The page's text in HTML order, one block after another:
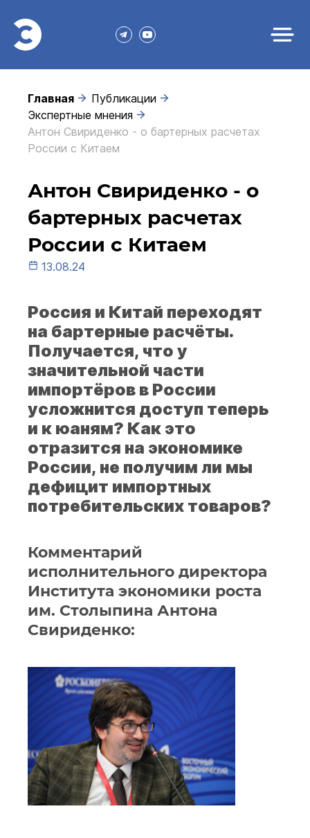
Главная
Публикации
Экспертные мнения
Антон Свириденко - о бартерных расчетах
России с Китаем
Антон Свириденко - о
бартерных расчетах
России с Китаем
13.08.24
Россия и Китай переходят
на бартерные расчёты.
Получается, что у
значительной части
импортёров в России
усложнится доступ теперь
и к юаням? Как это
отразится на экономике
России, не получим ли мы
дефицит импортных
потребительских товаров?
Комментарий
исполнительного директора
Института экономики роста
им. Столыпина Антона
Свириденко: